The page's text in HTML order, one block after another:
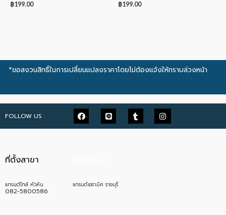
฿199.00 ฿199.00
*ขอสงวนสิทธิ์ในการเปลี่ยนแปลงราคาโดยไม่ต้องแจ้งให้ทราบล่วงหน้า
FOLLOW US :
ที่ตั้งสาขา
แกรนด์ไทล์ หัวหิน
082-5800586
แกรนด์เซรามิค ราชบุรี